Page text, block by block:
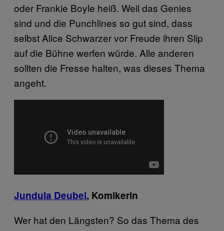
oder Frankie Boyle heiß. Weil das Genies
sind und die Punchlines so gut sind, dass
selbst Alice Schwarzer vor Freude ihren Slip
auf die Bühne werfen würde. Alle anderen
sollten die Fresse halten, was dieses Thema
angeht.
Jundula Deubel, Komikerin
Wer hat den Längsten? So das Thema des